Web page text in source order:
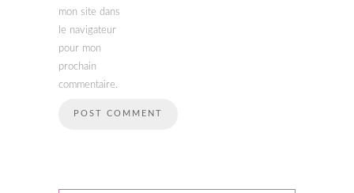
mon site dans
le navigateur
pour mon
prochain
commentaire.